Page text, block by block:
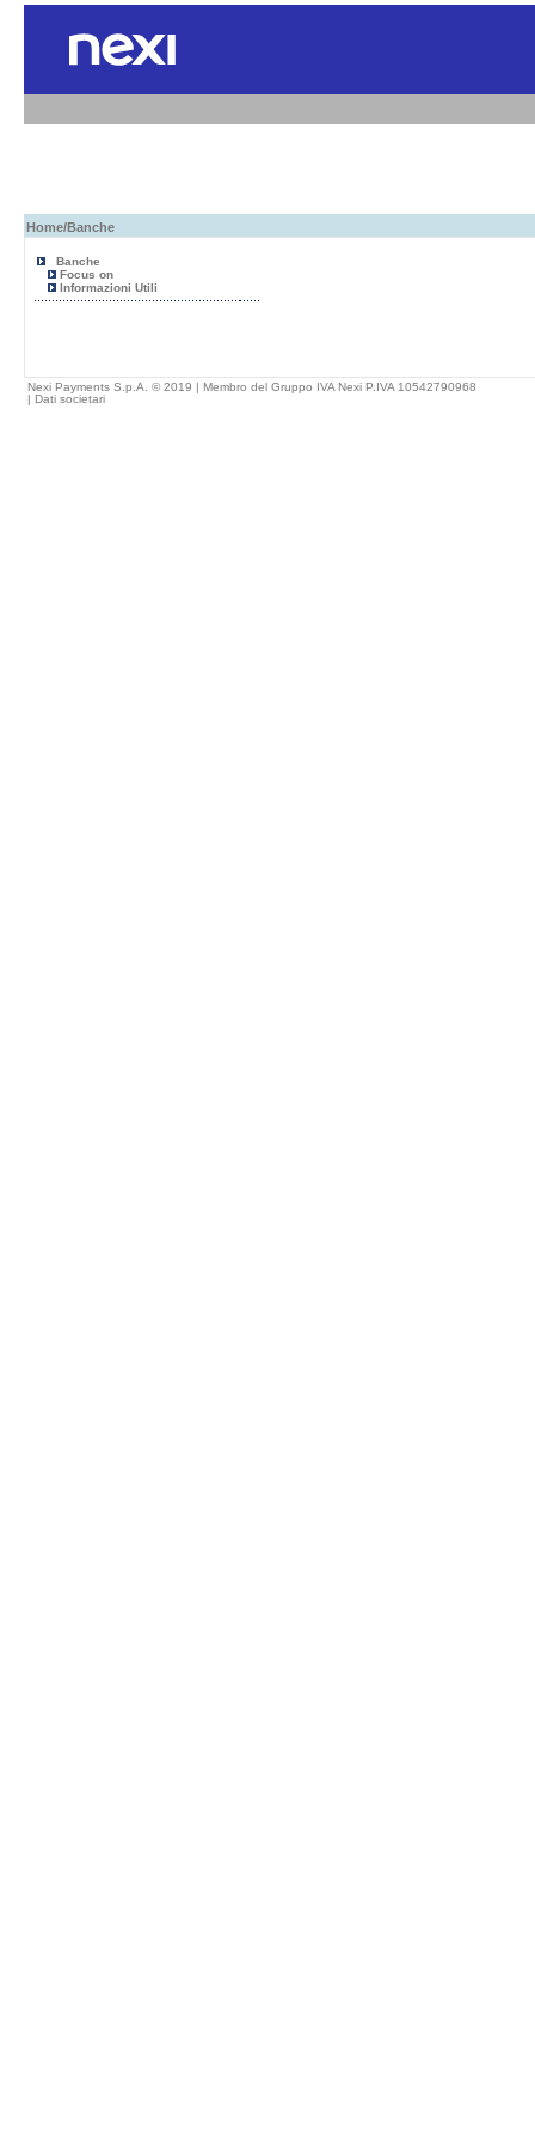
Home/Banche
Banche
Focus on
Informazioni Utili
Nexi Payments S.p.A. © 2019 | Membro del Gruppo IVA Nexi P.IVA 10542790968
| Dati societari